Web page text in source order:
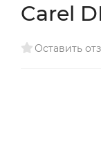
Carel
Оставить